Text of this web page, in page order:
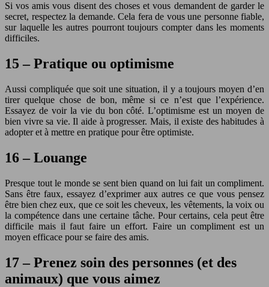
Si vos amis vous disent des choses et vous demandent de garder le
secret, respectez la demande. Cela fera de vous une personne fiable,
sur laquelle les autres pourront toujours compter dans les moments
difficiles.
15 – Pratique ou optimisme
Aussi compliquée que soit une situation, il y a toujours moyen d’en
tirer quelque chose de bon, même si ce n’est que l’expérience.
Essayez de voir la vie du bon côté. L’optimisme est un moyen de
bien vivre sa vie. Il aide à progresser. Mais, il existe des habitudes à
adopter et à mettre en pratique pour être optimiste.
16 – Louange
Presque tout le monde se sent bien quand on lui fait un compliment.
Sans être faux, essayez d’exprimer aux autres ce que vous pensez
être bien chez eux, que ce soit les cheveux, les vêtements, la voix ou
la compétence dans une certaine tâche. Pour certains, cela peut être
difficile mais il faut faire un effort. Faire un compliment est un
moyen efficace pour se faire des amis.
17 – Prenez soin des personnes (et des
animaux) que vous aimez